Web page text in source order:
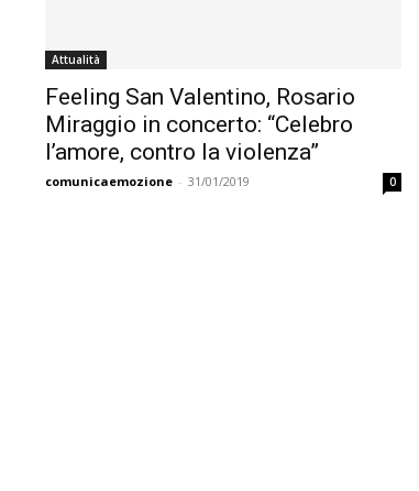
Attualità
Feeling San Valentino, Rosario
Miraggio in concerto: “Celebro
l’amore, contro la violenza”
comunicaemozione - 31/01/2019 0